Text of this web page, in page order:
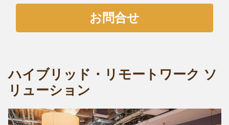
お問合せ
ハイブリッド・リモートワーク ソ
リューション